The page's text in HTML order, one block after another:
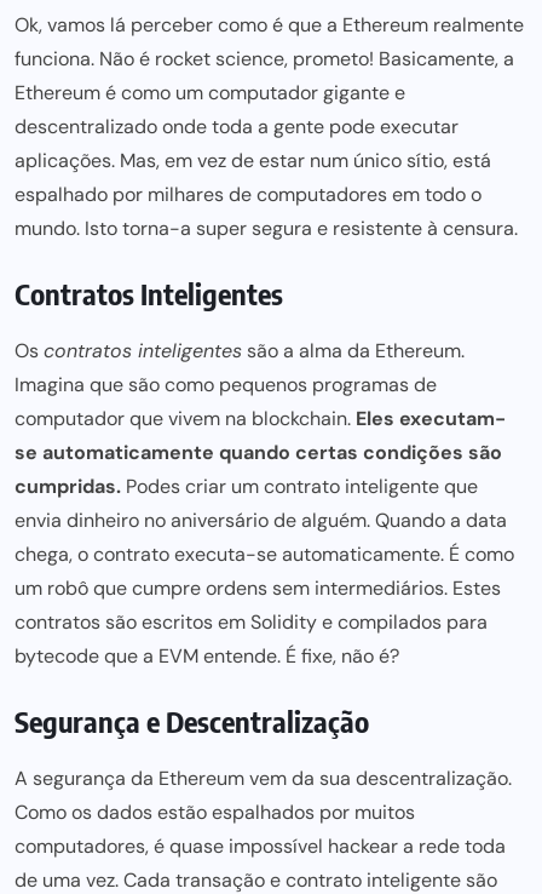
Ok, vamos lá perceber como é que a Ethereum realmente
funciona. Não é rocket science, prometo! Basicamente, a
Ethereum é como um computador gigante e
descentralizado onde toda a gente pode executar
aplicações. Mas, em vez de estar num único sítio, está
espalhado por milhares de computadores em todo o
mundo. Isto torna-a super segura e resistente à censura.
Contratos Inteligentes
Oscontratos inteligentessão a alma da Ethereum.
Imagina que são como pequenos programas de
computador que vivem na blockchain. Eles executam-
se automaticamente quando certas condições são
cumpridas. Podes criar um contrato inteligente que
envia dinheiro no aniversário de alguém. Quando a data
chega, o contrato executa-se automaticamente. É como
um robô quecumpre ordens sem intermediários. Estes
contratos são escritos em Solidity e compilados para
bytecode que a EVM entende. É fixe, não é?
Segurança e Descentralização
A segurança da Ethereum vem da sua descentralização.
Como os dados estão espalhados por muitos
computadores, é quase impossível hackear a rede toda
de uma vez. Cada transação e contrato inteligente são